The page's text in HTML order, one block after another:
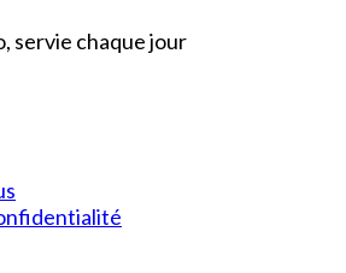
servie chaque jour